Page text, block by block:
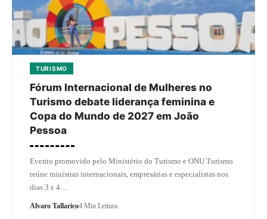
TURISMO
Fórum Internacional de Mulheres no
Turismo debate liderança feminina e
Copa do Mundo de 2027 em João
Pessoa
Evento promovido pelo Ministério do Turismo e ONU Turismo
reúne ministras internacionais, empresárias e especialistas nos
dias 3 e 4…
Alvaro Tallarico4 Min Leitura